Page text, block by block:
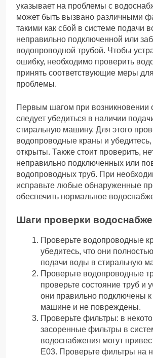
указывает на проблемы с
может быть вызвано различными
такими как сбой в системе подачи
неправильно подключенной или
водопроводной трубой. Чтобы
ошибку, необходимо проверить
принять соответствующие меры
проблемы.
Первым шагом при возникновении
следует убедиться в наличии
стиральную машину. Для этого
водопроводные краны и убедитесь,
открыты. Также стоит проверить,
неправильно подключенных или
водопроводных труб. При
исправьте любые обнаруженные
обеспечить нормальное
Шаги проверки
Проверьте водопроводные
убедитесь, что они
подачи воды в стиральную
Проверьте водопроводные
проверьте состояние труб и
они правильно подключены к
машине и не повреждены.
Проверьте фильтры: в
засоренные фильтры в
водоснабжения могут
Е03. Проверьте фильтры на